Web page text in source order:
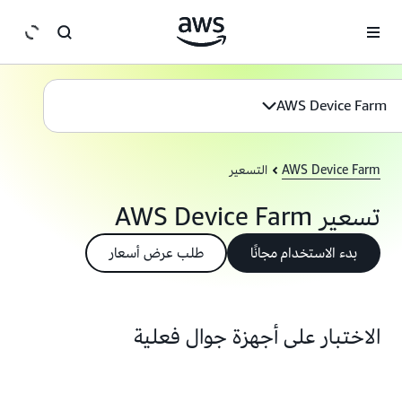
AWS Device Farm
AWS Device Farm التسعير
تسعير AWS Device Farm
بدء الاستخدام مجانًا طلب عرض أسعار
الاختبار على أجهزة جوال فعلية